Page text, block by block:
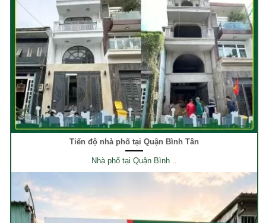
Tiến độ nhà phố tại Quận Bình Tân
Nhà phố tại Quận Bình ..